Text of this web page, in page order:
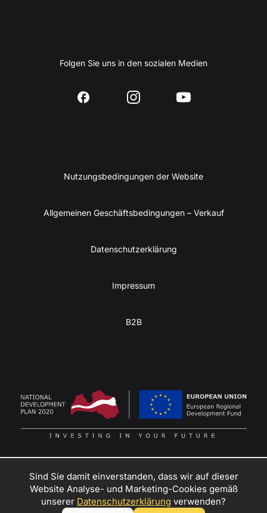
Verwandeln Sie Ihre Abenteuerlust in Gewinn–
Folgen Sie uns in den sozialen Medien
Nutzungsbedingungen der Website
Allgemeinen Geschäftsbedingungen – Verkauf
Datenschutzerklärung
Impressum
B2B
Sind Sie damit einverstanden, dass wir auf dieser
Website Analyse- und Marketing-Cookies gemäß
unserer Datenschutzerklärung verwenden?